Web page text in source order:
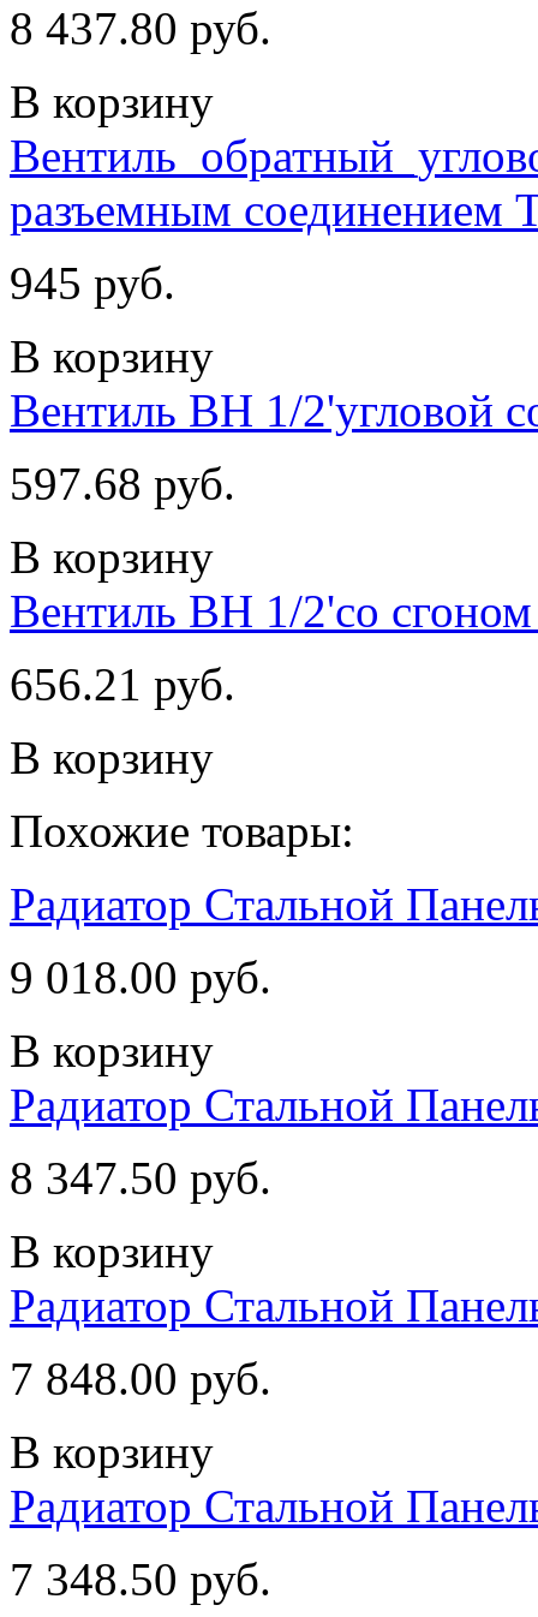
8 437.80 руб.
В корзину
разъемным соединением
945 руб.
В корзину
Вентиль ВН 1/2'угловой
597.68 руб.
В корзину
Вентиль ВН 1/2'со
656.21 руб.
В корзину
Похожие товары:
Радиатор Стальной
9 018.00 руб.
В корзину
Радиатор Стальной
8 347.50 руб.
В корзину
Радиатор Стальной
7 848.00 руб.
В корзину
Радиатор Стальной
7 348.50 руб.